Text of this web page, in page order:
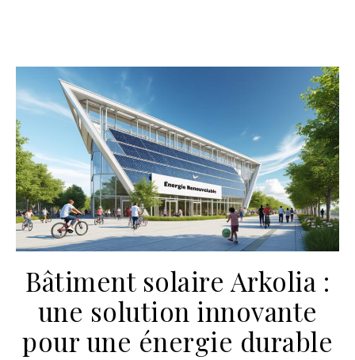
Bâtiment solaire Arkolia :
une solution innovante
pour une énergie durable